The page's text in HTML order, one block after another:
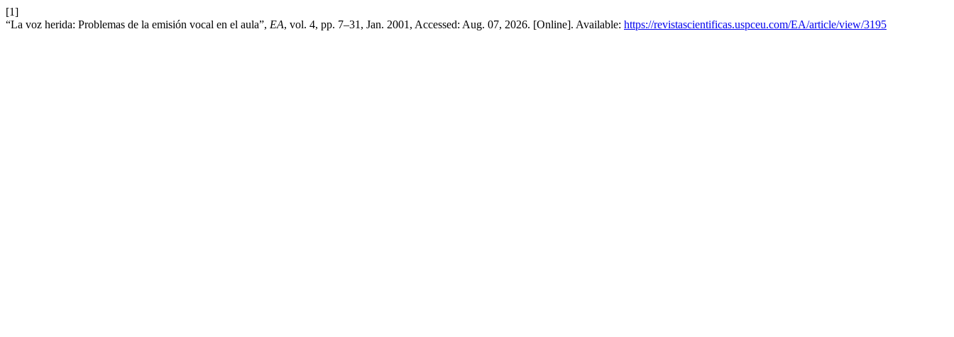
[1]
“La voz herida: Problemas de la emisión vocal en el aula”, EA, vol. 4, pp. 7–31, Jan. 2001, Accessed: Aug. 07, 2026. [Online]. Available: https://revistascientificas.uspceu.com/EA/article/view/3195